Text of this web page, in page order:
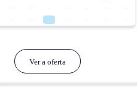
Ver a oferta